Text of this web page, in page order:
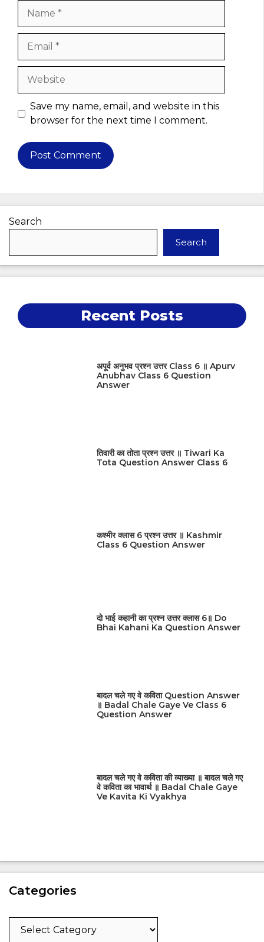
Website
Save my name, email, and website in this
browser for the next time I comment.
Search
Search
Recent Posts
अपूर्व अनुभव प्रश्न उत्तर Class 6 ॥ Apurv
Anubhav Class 6 Question
Answer
तिवारी का तोता प्रश्न उत्तर ॥ Tiwari Ka
Tota Question Answer Class 6
कश्मीर क्लास 6 प्रश्न उत्तर ॥ Kashmir
Class 6 Question Answer
दो भाई कहानी का प्रश्न उत्तर क्लास 6॥ Do
Bhai Kahani Ka Question Answer
बादल चले गए वे कविता Question Answer
॥ Badal Chale Gaye Ve Class 6
Question Answer
बादल चले गए वे कविता की व्याख्या ॥ बादल चले गए
वे कविता का भावार्थ ॥ Badal Chale Gaye
Ve Kavita Ki Vyakhya
Categories
Categories